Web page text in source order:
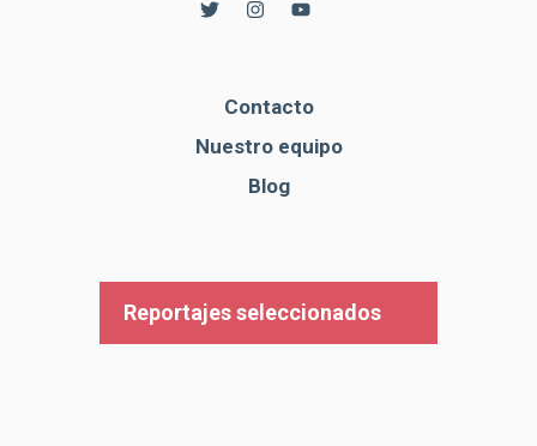
Contacto
Nuestro equipo
Blog
Reportajes seleccionados